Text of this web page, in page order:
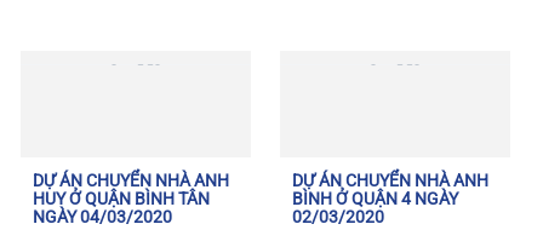
DỰ ÁN CHUYỂN NHÀ ANH
HUY Ở QUẬN BÌNH TÂN
NGÀY 04/03/2020
DỰ ÁN CHUYỂN NHÀ ANH
BÌNH Ở QUẬN 4 NGÀY
02/03/2020